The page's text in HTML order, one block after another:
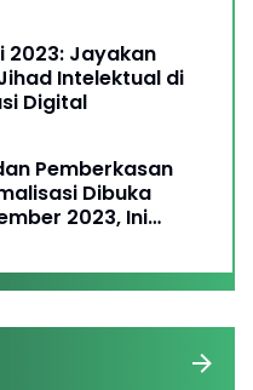
2023: Jayakan
Intelektual di
Digital
Pemberkasan
Dibuka
2023, Ini